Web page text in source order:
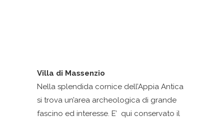
Villa di Massenzio
Nella splendida cornice dell’Appia Antica
si trova un’area archeologica di grande
fascino ed interesse. E’ qui conservato il